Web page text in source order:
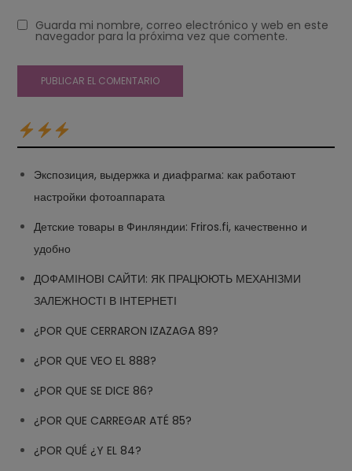
Guarda mi nombre, correo electrónico y web en este
navegador para la próxima vez que comente.
Экспозиция, выдержка и диафрагма: как работают
настройки фотоаппарата
Детские товары в Финляндии: Friros.fi, качественно и
удобно
ДОФАМІНОВІ САЙТИ: ЯК ПРАЦЮЮТЬ МЕХАНІЗМИ
ЗАЛЕЖНОСТІ В ІНТЕРНЕТІ
¿POR QUE CERRARON IZAZAGA 89?
¿POR QUE VEO EL 888?
¿POR QUE SE DICE 86?
¿POR QUE CARREGAR ATÉ 85?
¿POR QUÉ ¿Y EL 84?